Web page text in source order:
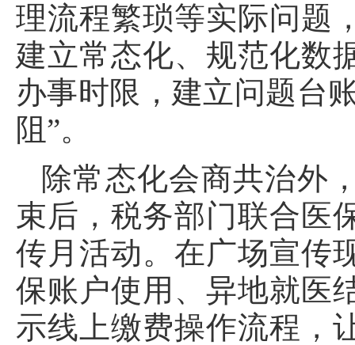
理流程繁琐等实际问题
建立常态化、规范化数
办事时限，建立问题台
阻”。
除常态化会商共治外
束后，税务部门联合医
传月活动。在广场宣传
保账户使用、异地就医
示线上缴费操作流程，